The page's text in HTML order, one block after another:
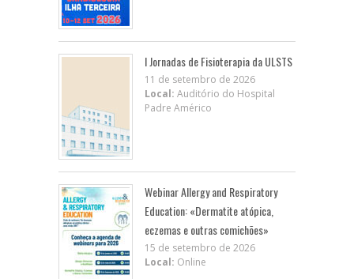
I Jornadas de Fisioterapia da ULSTS
11 de setembro de 2026
Local: Auditório do Hospital
Padre Américo
Webinar Allergy and Respiratory
Education: «Dermatite atópica,
eczemas e outras comichões»
15 de setembro de 2026
Local: Online